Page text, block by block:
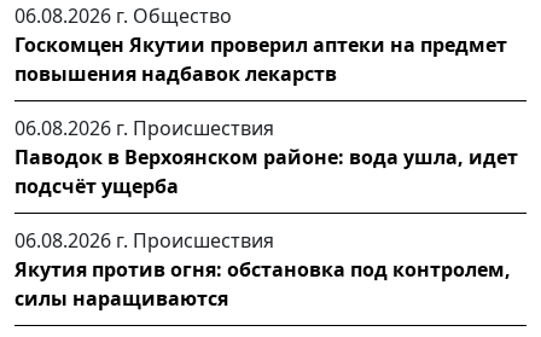
06.08.2026 г. Общество
Госкомцен Якутии проверил аптеки на предмет
повышения надбавок лекарств
06.08.2026 г. Происшествия
Паводок в Верхоянском районе: вода ушла, идет
подсчёт ущерба
06.08.2026 г. Происшествия
Якутия против огня: обстановка под контролем,
силы наращиваются